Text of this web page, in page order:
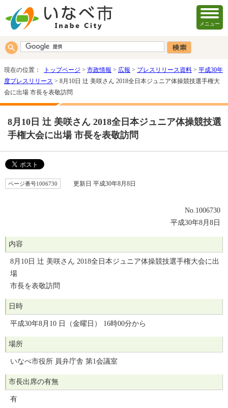
メニュー
現在の位置： トップページ > 市政情報 > 広報 > プレスリリース資料 > 平成30年
度プレスリリース > 8月10日 辻 美咲さん 2018全日本ジュニア体操競技選手権大
会に出場 市長を表敬訪問
8月10日 辻 美咲さん 2018全日本ジュニア体操競技選
手権大会に出場 市長を表敬訪問
ページ番号1006730 更新日 平成30年8月8日
No.1006730
平成30年8月8日
内容
8月10日 辻 美咲さん 2018全日本ジュニア体操競技選手権大会に出
場
市長を表敬訪問
日時
平成30年8月10 日（金曜日） 16時00分から
場所
いなべ市役所 員弁庁舎 第1会議室
市長出席の有無
有